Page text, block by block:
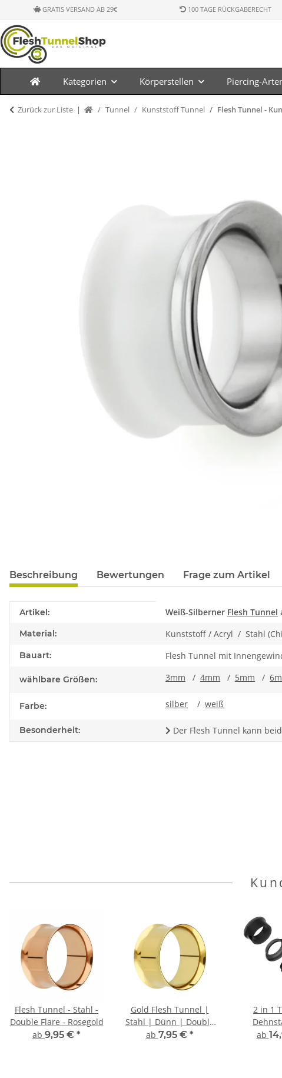
GRATIS VERSAND AB 29€ 100 TAGE RÜCKGABERECHT
Kategorien Körperstellen Piercing-
Zurück zur Liste Tunnel Kunststoff Tunnel Flesh Tunnel -
Beschreibung Bewertungen Frage zum Artikel
Produkteigenschaft
Wert
Artikel: Weiß-Silberner Flesh Tunnel
Material: Kunststoff / Acryl / Stahl
Bauart: Flesh Tunnel mit
wählbare Größen: 3mm / 4mm / 5mm /
Farbe: silber / weiß
Besonderheit: Der Flesh Tunnel kann
Flesh Tunnel - Stahl -
Double Flare - Rosegold
ab 9,95 € *
Gold Flesh Tunnel |
Stahl | Dünn | Double
Flared
ab 7,95 € *
2 in 1
ab